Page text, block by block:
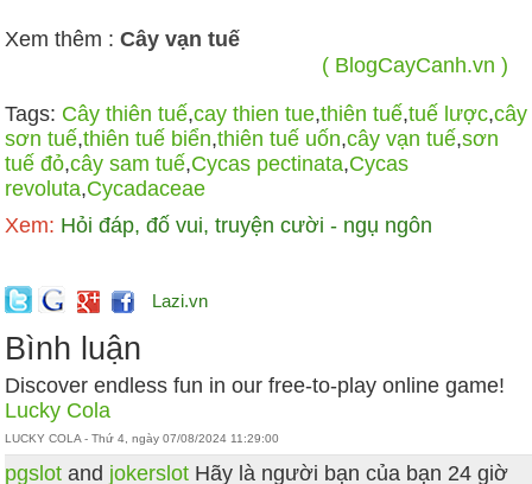
Xem thêm :Cây vạn tuế
( BlogCayCanh.vn )
Tags: Cây thiên tuế,cay thien tue,thiên tuế,tuế lược,cây
sơn tuế,thiên tuế biển,thiên tuế uốn,cây vạn tuế,sơn
tuế đỏ,cây sam tuế,Cycas pectinata,Cycas
revoluta,Cycadaceae
Xem: Hỏi đáp, đố vui, truyện cười - ngụ ngôn
Lazi.vn
Bình luận
Discover endless fun in our free-to-play online game!
Lucky Cola
LUCKY COLA - Thứ 4, ngày 07/08/2024 11:29:00
pgslot and jokerslot Hãy là người bạn của bạn 24 giờ